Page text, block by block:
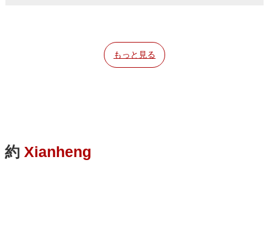
もっと見る
約 Xianheng